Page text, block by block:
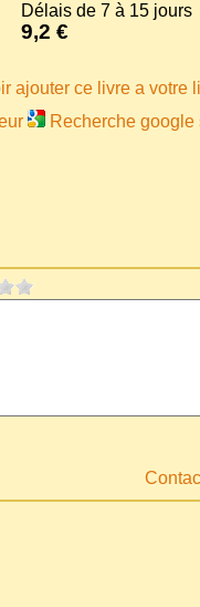
Délais de 7 à 15 jours
9,2 €
ajouter ce livre a votre
Recherche google